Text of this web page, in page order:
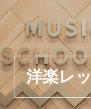
洋楽レ